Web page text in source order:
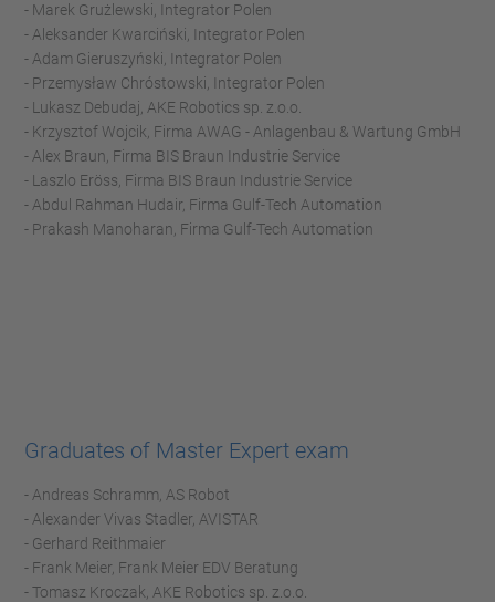
- Marek Grużlewski, Integrator Polen
- Aleksander Kwarciński, Integrator Polen
- Adam Gieruszyński, Integrator Polen
- Przemysław Chróstowski, Integrator Polen
- Lukasz Debudaj, AKE Robotics sp. z.o.o.
- Krzysztof Wojcik, Firma AWAG - Anlagenbau & Wartung GmbH
- Alex Braun, Firma BIS Braun Industrie Service
- Laszlo Eröss, Firma BIS Braun Industrie Service
- Abdul Rahman Hudair, Firma Gulf-Tech Automation
- Prakash Manoharan, Firma Gulf-Tech Automation
Graduates of Master Expert exam
- Andreas Schramm, AS Robot
- Alexander Vivas Stadler, AVISTAR
- Gerhard Reithmaier
- Frank Meier, Frank Meier EDV Beratung
- Tomasz Kroczak, AKE Robotics sp. z.o.o.